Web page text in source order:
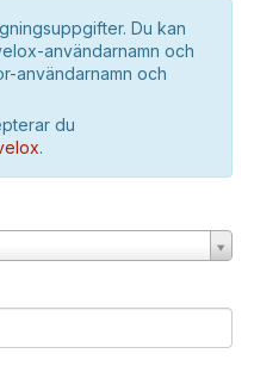
Du kan
användarnamn och
användarnamn och
du
.